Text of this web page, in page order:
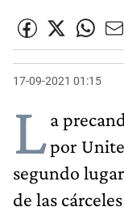
17-09-2021 01:15
La
por
segundo
de las